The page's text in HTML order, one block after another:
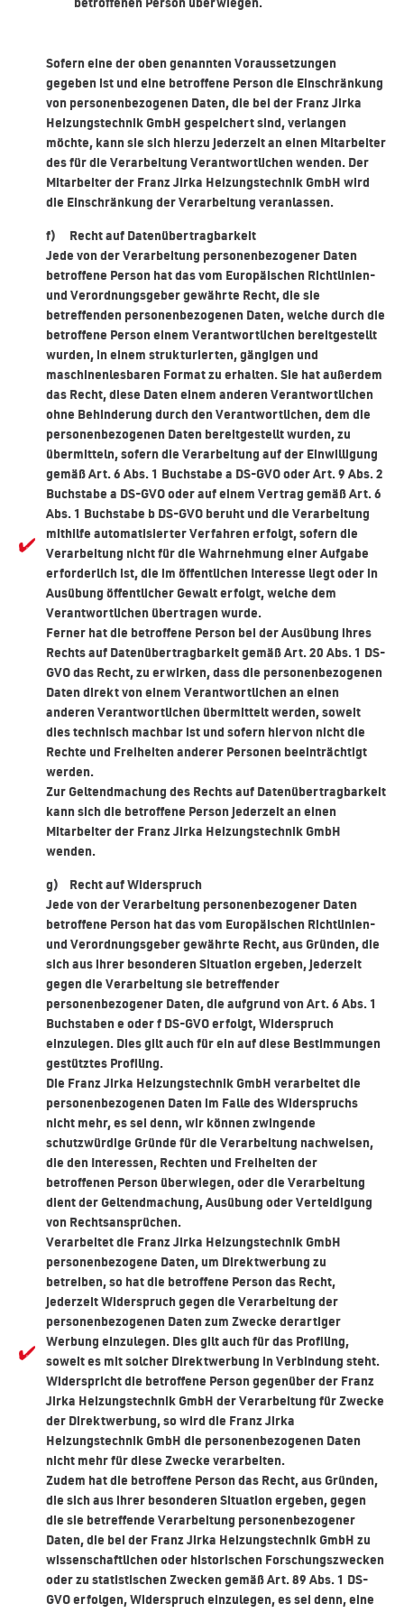
betroffenen Person überwiegen.
Sofern eine der oben genannten Voraussetzungen
gegeben ist und eine betroffene Person die Einschränkung
von personenbezogenen Daten, die bei der Franz Jirka
Heizungstechnik GmbH gespeichert sind, verlangen
möchte, kann sie sich hierzu jederzeit an einen Mitarbeiter
des für die Verarbeitung Verantwortlichen wenden. Der
Mitarbeiter der Franz Jirka Heizungstechnik GmbH wird
die Einschränkung der Verarbeitung veranlassen.
f) Recht auf Datenübertragbarkeit
Jede von der Verarbeitung personenbezogener Daten
betroffene Person hat das vom Europäischen Richtlinien-
und Verordnungsgeber gewährte Recht, die sie
betreffenden personenbezogenen Daten, welche durch die
betroffene Person einem Verantwortlichen bereitgestellt
wurden, in einem strukturierten, gängigen und
maschinenlesbaren Format zu erhalten. Sie hat außerdem
das Recht, diese Daten einem anderen Verantwortlichen
ohne Behinderung durch den Verantwortlichen, dem die
personenbezogenen Daten bereitgestellt wurden, zu
übermitteln, sofern die Verarbeitung auf der Einwilligung
gemäß Art. 6 Abs. 1 Buchstabe a DS-GVO oder Art. 9 Abs. 2
Buchstabe a DS-GVO oder auf einem Vertrag gemäß Art. 6
Abs. 1 Buchstabe b DS-GVO beruht und die Verarbeitung
mithilfe automatisierter Verfahren erfolgt, sofern die
Verarbeitung nicht für die Wahrnehmung einer Aufgabe
erforderlich ist, die im öffentlichen Interesse liegt oder in
Ausübung öffentlicher Gewalt erfolgt, welche dem
Verantwortlichen übertragen wurde.
Ferner hat die betroffene Person bei der Ausübung ihres
Rechts auf Datenübertragbarkeit gemäß Art. 20 Abs. 1 DS-
GVO das Recht, zu erwirken, dass die personenbezogenen
Daten direkt von einem Verantwortlichen an einen
anderen Verantwortlichen übermittelt werden, soweit
dies technisch machbar ist und sofern hiervon nicht die
Rechte und Freiheiten anderer Personen beeinträchtigt
werden.
Zur Geltendmachung des Rechts auf Datenübertragbarkeit
kann sich die betroffene Person jederzeit an einen
Mitarbeiter der Franz Jirka Heizungstechnik GmbH
wenden.
g) Recht auf Widerspruch
Jede von der Verarbeitung personenbezogener Daten
betroffene Person hat das vom Europäischen Richtlinien-
und Verordnungsgeber gewährte Recht, aus Gründen, die
sich aus ihrer besonderen Situation ergeben, jederzeit
gegen die Verarbeitung sie betreffender
personenbezogener Daten, die aufgrund von Art. 6 Abs. 1
Buchstaben e oder f DS-GVO erfolgt, Widerspruch
einzulegen. Dies gilt auch für ein auf diese Bestimmungen
gestütztes Profiling.
Die Franz Jirka Heizungstechnik GmbH verarbeitet die
personenbezogenen Daten im Falle des Widerspruchs
nicht mehr, es sei denn, wir können zwingende
schutzwürdige Gründe für die Verarbeitung nachweisen,
die den Interessen, Rechten und Freiheiten der
betroffenen Person überwiegen, oder die Verarbeitung
dient der Geltendmachung, Ausübung oder Verteidigung
von Rechtsansprüchen.
Verarbeitet die Franz Jirka Heizungstechnik GmbH
personenbezogene Daten, um Direktwerbung zu
betreiben, so hat die betroffene Person das Recht,
jederzeit Widerspruch gegen die Verarbeitung der
personenbezogenen Daten zum Zwecke derartiger
Werbung einzulegen. Dies gilt auch für das Profiling,
soweit es mit solcher Direktwerbung in Verbindung steht.
Widerspricht die betroffene Person gegenüber der Franz
Jirka Heizungstechnik GmbH der Verarbeitung für Zwecke
der Direktwerbung, so wird die Franz Jirka
Heizungstechnik GmbH die personenbezogenen Daten
nicht mehr für diese Zwecke verarbeiten.
Zudem hat die betroffene Person das Recht, aus Gründen,
die sich aus ihrer besonderen Situation ergeben, gegen
die sie betreffende Verarbeitung personenbezogener
Daten, die bei der Franz Jirka Heizungstechnik GmbH zu
wissenschaftlichen oder historischen Forschungszwecken
oder zu statistischen Zwecken gemäß Art. 89 Abs. 1 DS-
GVO erfolgen, Widerspruch einzulegen, es sei denn, eine